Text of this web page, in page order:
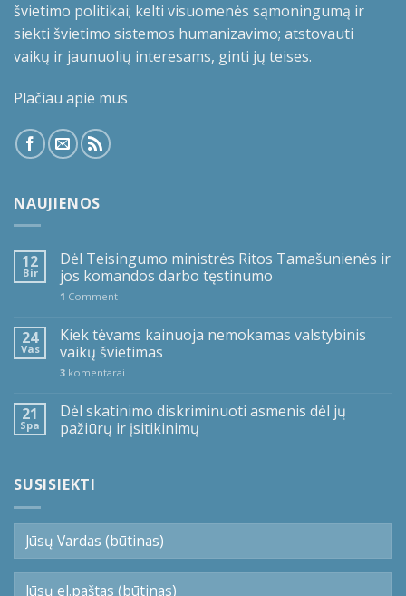
švietimo politikai; kelti visuomenės sąmoningumą ir
siekti švietimo sistemos humanizavimo; atstovauti
vaikų ir jaunuolių interesams, ginti jų teises.
Plačiau apie mus
NAUJIENOS
12
Bir
Dėl Teisingumo ministrės Ritos Tamašunienės ir
jos komandos darbo tęstinumo
1 Comment
24
Vas
Kiek tėvams kainuoja nemokamas valstybinis
vaikų švietimas
3 komentarai
21
Spa
Dėl skatinimo diskriminuoti asmenis dėl jų
pažiūrų ir įsitikinimų
SUSISIEKTI